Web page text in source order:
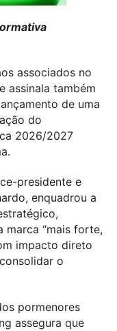
associados no
assinala também
de uma
do
2026/2027
presidente e
enquadrou a
marca “mais forte,
impacto direto
o
pormenores
assegura que